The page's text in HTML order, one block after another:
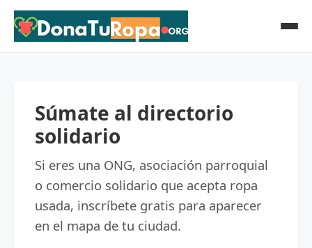
Súmate al directorio
solidario
Si eres una ONG, asociación parroquial
o comercio solidario que acepta ropa
usada, inscríbete gratis para aparecer
en el mapa de tu ciudad.